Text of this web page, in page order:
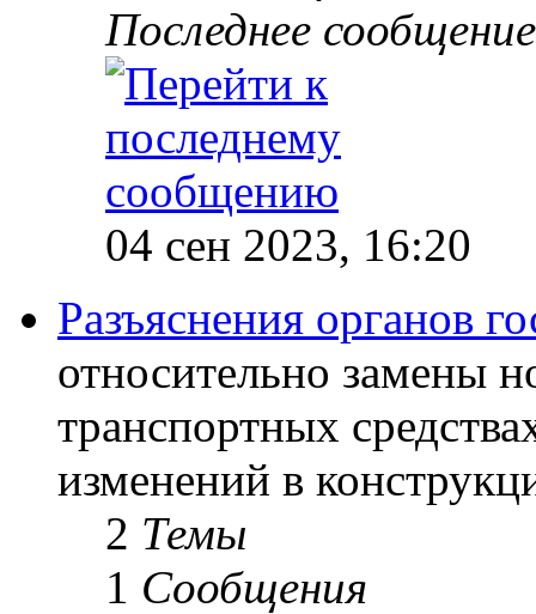
Последнее сообщение
04 сен 2023, 16:20
Разъяснения органов
относительно замены
транспортных
изменений в
2 Темы
1 Сообщения